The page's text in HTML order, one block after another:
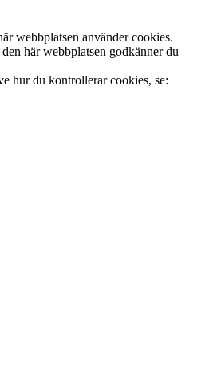
webbplatsen använder cookies.
här webbplatsen godkänner du
hur du kontrollerar cookies, se: